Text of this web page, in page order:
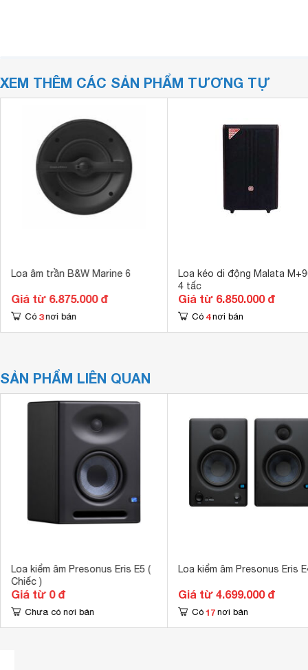
XEM THÊM CÁC SẢN PHẨM TƯƠNG TỰ
Loa âm trần B&W Marine 6
Giá từ 6.875.000 đ
Có 3 nơi bán
Loa kéo di động Malata
4 tấc
Giá từ 6.850.000 đ
Có 4 nơi bán
SẢN PHẨM LIÊN QUAN
Loa kiểm âm Presonus Eris E5 (
Chiếc )
Giá từ 0 đ
Chưa có nơi bán
Loa kiểm âm Presonus Eris
Giá từ 4.699.000 đ
Có 17 nơi bán